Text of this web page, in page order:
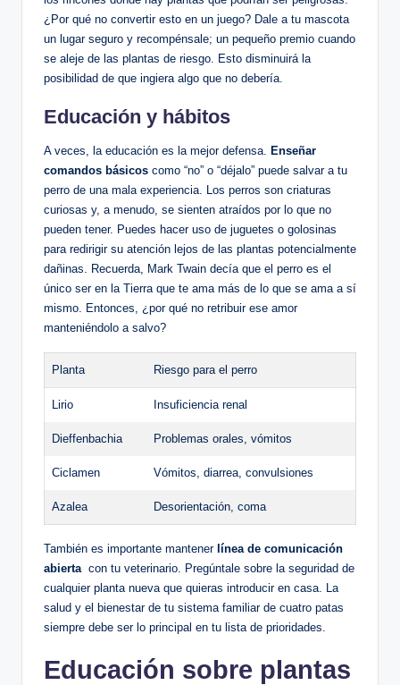
¿Por qué no convertir esto en un ​juego? Dale a tu mascota‍
un lugar seguro y‍ recompénsale; un pequeño premio cuando
se​ aleje de las plantas de riesgo. Esto disminuirá la
posibilidad de ‍que ⁢ingiera ‍algo ⁢que no ‍debería.
Educación y hábitos
A⁤ veces, la ⁤educación es la mejor defensa. Enseñar
comandos⁢ básicos como “no” o “déjalo” puede salvar⁢ a tu
perro ‌de una ⁢mala experiencia. Los ⁢perros ⁢son criaturas
curiosas y, a menudo,‍ se‍ sienten atraídos por lo que ‍no
pueden tener. Puedes hacer uso ⁢de juguetes o golosinas
para ⁤redirigir⁤ su atención ‌lejos de las ‍plantas potencialmente
dañinas. ​Recuerda,‌ Mark ⁢Twain decía que el perro es ​el
único ser en ⁣la Tierra que te ‍ama más de lo que se ama a sí
mismo. Entonces, ¿por qué no retribuir ese amor
manteniéndolo a‍ salvo?
Planta Riesgo ⁢para​ el ⁤perro
Lirio Insuficiencia​ renal
Dieffenbachia Problemas orales, vómitos
Ciclamen Vómitos, diarrea, convulsiones
Azalea Desorientación, coma
También es importante mantener línea de comunicación
abierta ‍ con⁣ tu veterinario. Pregúntale sobre la ‌seguridad de
cualquier planta nueva que quieras introducir en casa. La
salud y el bienestar de tu sistema‌ familiar⁢ de cuatro​ patas ​
siempre debe ser​ lo principal​ en​ tu‍ lista ⁤de⁤ prioridades.
Educación‌ sobre plantas